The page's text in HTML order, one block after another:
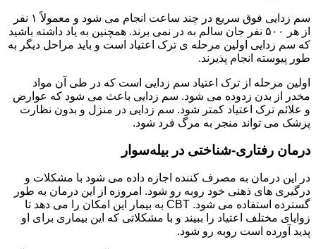
سم زدایی فوق سریع در چند ساعت انجام می شود و معمولاً ۱ نفر
از هر ۵۰۰ نفر جان سالم به در نمی برند. همچنین به یاد داشته باشید
که سم زدایی اولین مرحله ی ترک اعتیاد است و باید مراحل دیگر به
طور پیوسته انجام پذیرند.
اولین مرحله از ترک اعتیاد سم زدایی است که در طی آن مواد
مخدر از بدن زدوده می شود. سم زدایی باعث می شود که عوارض
و علائم ترک اعتیاد کمتر شود. سم زدایی در منزل و بدون نظارت
پزشک می تواند منجر به مرگ فرد شود.
درمان رفتاری-شناختی در بیله‌سوار
در این درمان به مصرف کننده اجازه داده می شود با مشکلات و
درگیری های ذهنی خود روبه رو شود. امروزه از این درمان به طور
گسترده استفاده می شود. CBT به بیمار این امکان را می دهد تا
زوایای مختلف اعتیاد را ببیند و با مشکلاتی که این بیماری برای او
پدید آورده است روبه رو شود.